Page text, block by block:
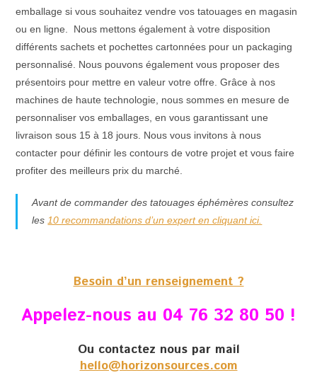
emballage si vous souhaitez vendre vos tatouages en magasin
ou en ligne. Nous mettons également à votre disposition
différents sachets et pochettes cartonnées pour un packaging
personnalisé. Nous pouvons également vous proposer des
présentoirs pour mettre en valeur votre offre. Grâce à nos
machines de haute technologie, nous sommes en mesure de
personnaliser vos emballages, en vous garantissant une
livraison sous 15 à 18 jours. Nous vous invitons à nous
contacter pour définir les contours de votre projet et vous faire
profiter des meilleurs prix du marché.
Avant de commander des tatouages éphémères consultez
les 10 recommandations d’un expert en cliquant ici.
Besoin d’un renseignement ?
Appelez-nous au 04 76 32 80 50 !
Ou contactez nous par mail
hello@horizonsources.com